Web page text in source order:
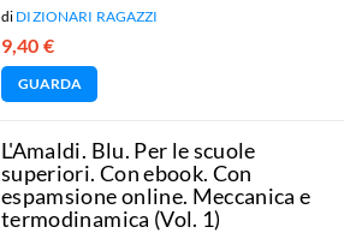
di DIZIONARI RAGAZZI
9,40 €
GUARDA
L'Amaldi. Blu. Per le scuole
superiori. Con ebook. Con
espamsione online. Meccanica e
termodinamica (Vol. 1)